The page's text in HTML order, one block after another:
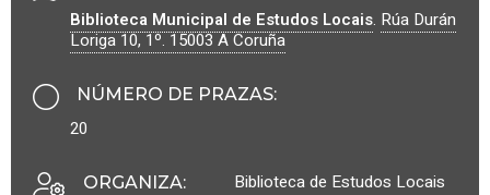
Biblioteca Municipal de Estudos Locais. Rúa Durán
Loriga 10, 1º.15003A Coruña
NÚMERO DE PRAZAS:
20
ORGANIZA: Biblioteca de Estudos Locais